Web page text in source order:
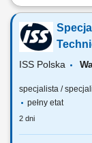
Praca w firmie
środowiska, w
praca zespołowa
wiele możliwości,
ISS Polska
specjalista /
pełny etat
2 dni